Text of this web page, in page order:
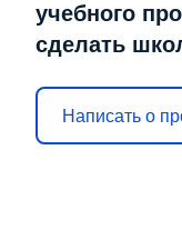
учебного
сделать
Написать о